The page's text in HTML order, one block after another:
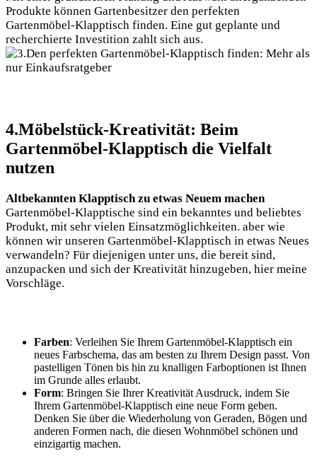
Produkte können Gartenbesitzer den perfekten
Gartenmöbel-Klapptisch finden. Eine gut geplante und
recherchierte Investition zahlt sich aus.
4.Möbelstück-Kreativität: Beim
Gartenmöbel-Klapptisch die Vielfalt
nutzen
Altbekannten Klapptisch zu etwas Neuem machen
Gartenmöbel-Klapptische sind ein bekanntes und beliebtes
Produkt, mit sehr vielen Einsatzmöglichkeiten. aber wie
können wir unseren Gartenmöbel-Klapptisch in etwas Neues
verwandeln? Für diejenigen unter uns, die bereit sind,
anzupacken und sich der Kreativität hinzugeben, hier meine
Vorschläge.
Farben: Verleihen Sie Ihrem Gartenmöbel-Klapptisch ein
neues Farbschema, das am besten zu Ihrem Design passt. Von
pastelligen Tönen bis hin zu knalligen Farboptionen ist Ihnen
im Grunde alles erlaubt.
Form: Bringen Sie Ihrer Kreativität Ausdruck, indem Sie
Ihrem Gartenmöbel-Klapptisch eine neue Form geben.
Denken Sie über die Wiederholung von Geraden, Bögen und
anderen Formen nach, die diesen Wohnmöbel schönen und
einzigartig machen.